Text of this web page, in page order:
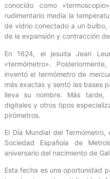
conocido como
rudimentario medía la
de vidrio conectado a un
de la expansión y contracción
En 1624, el jesuita Jean
«termómetro».
inventó el termómetro de
más exactas y sentó las bases
lleva su nombre. Más tarde,
digitales y otros tipos
pirómetros.
El Día Mundial del
Sociedad Española de
aniversario del nacimiento de
Esta fecha es una oportunidad